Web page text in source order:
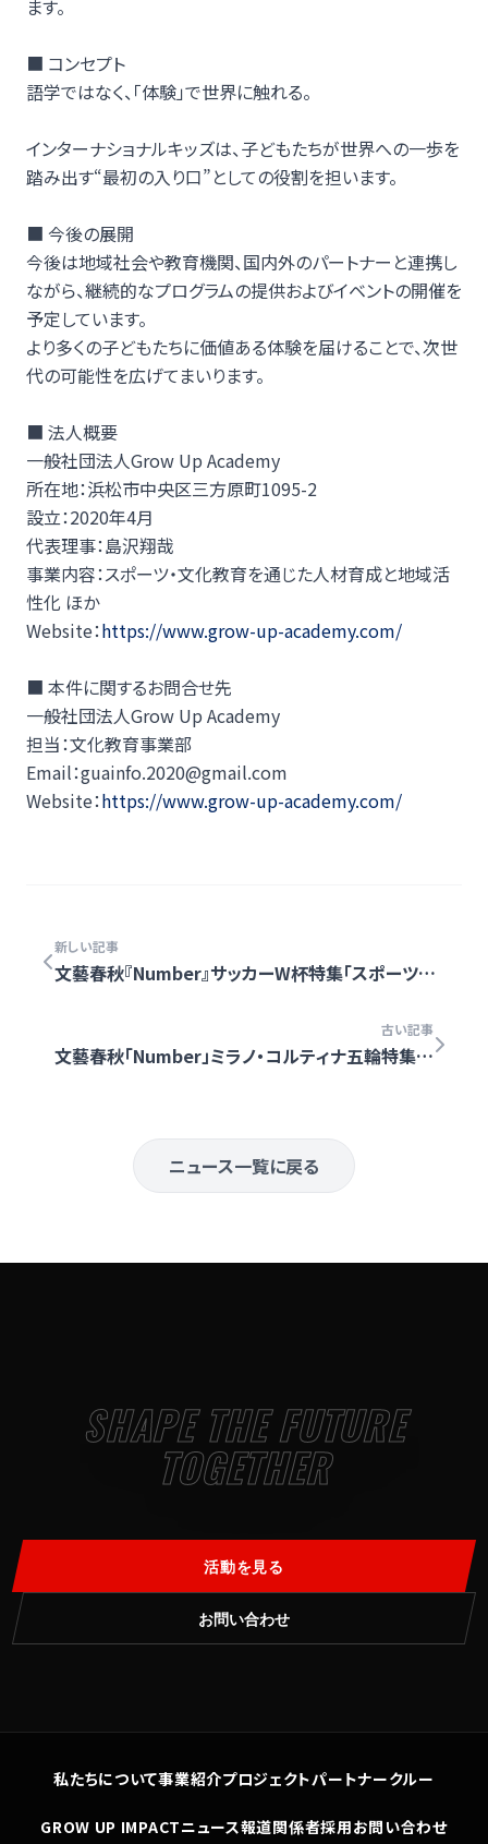
ます。
■ コンセプト
語学ではなく、「体験」で世界に触れる。
インターナショナルキッズは、子どもたちが世界への一歩を
踏み出す“最初の入り口”としての役割を担います。
■ 今後の展開
今後は地域社会や教育機関、国内外のパートナーと連携し
ながら、継続的なプログラムの提供およびイベントの開催を
予定しています。
より多くの子どもたちに価値ある体験を届けることで、次世
代の可能性を広げてまいります。
■ 法人概要
一般社団法人Grow Up Academy
所在地：浜松市中央区三方原町1095-2
設立：2020年4月
代表理事：島沢翔哉
事業内容：スポーツ・文化教育を通じた人材育成と地域活
性化 ほか
Website：https://www.grow-up-academy.com/
■ 本件に関するお問合せ先
一般社団法人Grow Up Academy
担当：文化教育事業部
Email：guainfo.2020@gmail.com
Website：https://www.grow-up-academy.com/
新しい記事
文藝春秋『Number』サッカーW杯特集「スポーツの
古い記事
文藝春秋「Number」ミラノ・コルティナ五輪特集号
ニュース一覧に戻る
SHAPE THE FUTURE
TOGETHER
活動を見る
お問い合わせ
私たちについて事業紹介プロジェクトパートナークルー
GROW UP IMPACTニュース報道関係者採用お問い合わせ